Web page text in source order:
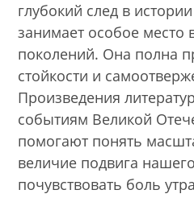
глубокий след в
занимает особое место
поколений. Она полна
стойкости и
Произведения
событиям Великой
помогают понять
величие подвига
почувствовать боль